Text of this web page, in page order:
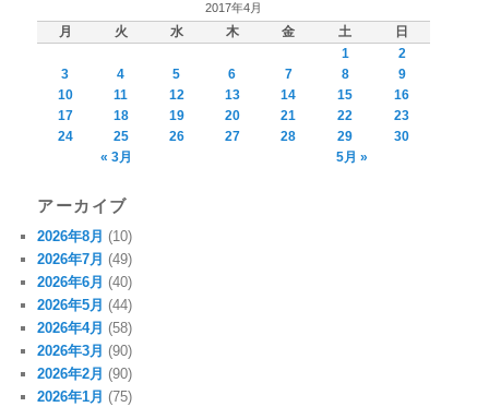
2017年4月
月 火 水 木 金 土
日
1
2
3
4 5 6 7 8
9
10
11 12 13 14 15
16
17
18 19 20 21 22
23
24
25 26 27 28 29
30
« 3月
5月 »
アーカイブ
2026年8月 (10)
2026年7月 (49)
2026年6月 (40)
2026年5月 (44)
2026年4月 (58)
2026年3月 (90)
2026年2月 (90)
2026年1月 (75)